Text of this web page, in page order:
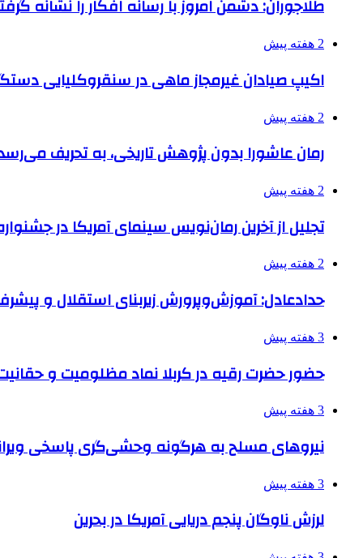
طلاجوران: دشمن امروز با رسانه افکار را نشانه
2 هفته پیش
اکیپ صیادان غیرمجاز ماهی در سنقروکلیایی
2 هفته پیش
رمان عاشورا بدون پژوهش تاریخی، به تحریف
2 هفته پیش
تجلیل از آخرین رمان‌نویس سینمای آمریکا در
2 هفته پیش
حدادعادل: آموزش‌وپرورش زیربنای استقلال و
3 هفته پیش
حضور حضرت رقیه در کربلا نماد مظلومیت و حقانیت
3 هفته پیش
نیروهای مسلح به هرگونه وحشی‌گری پاسخی
3 هفته پیش
لرزش ناوگان پنجم دریایی آمریکا در بحرین